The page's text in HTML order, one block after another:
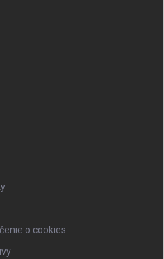
o cookies